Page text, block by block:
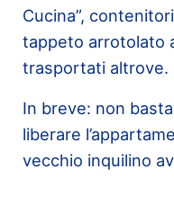
Cucina”,
tappeto arrotolato
trasportati altrove.
In breve: non
liberare
vecchio inquilino